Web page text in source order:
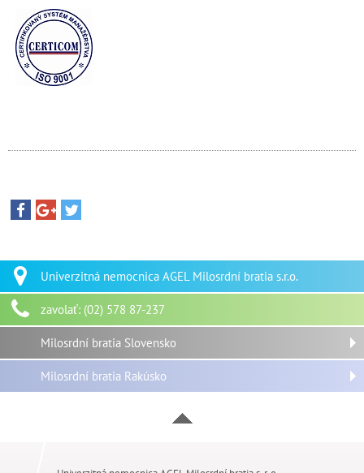
Univerzitná nemocnica AGEL Milosrdní bratia s.r.o.
zavolať: (02) 578 87-237
Milosrdní bratia Slovensko
Milosrdní bratia Rakúsko